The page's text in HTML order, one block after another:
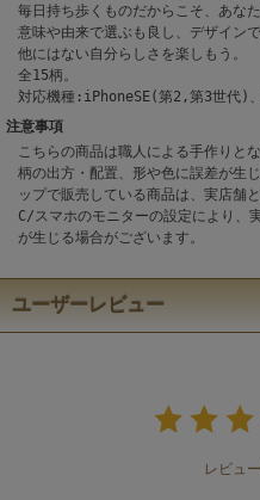
毎日持ち歩くものだからこそ、あな
意味や由来で選ぶも良し、デザインで
他にはない自分らしさを楽しもう。
全15柄。
対応機種:iPhoneSE(第2,第3世代)
注意事項
こちらの商品は職人による手作りと
柄の出方・配置、形や色に誤差が生
ップで販売している商品は、実店舗
C/スマホのモニターの設定により、
が生じる場合がございます。
ユーザーレビュー
レビュ